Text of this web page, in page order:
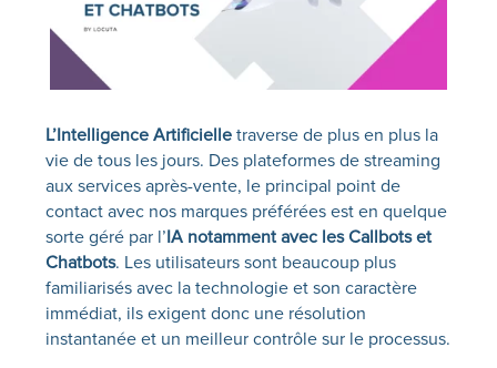
L’Intelligence Artificielletraverse de plus en plus la
vie de tous les jours. Des plateformes de streaming
aux services après-vente, le principal point de
contact avec nos marques préférées est en quelque
sorte géré par l’IA notamment avec les Callbots et
Chatbots. Les utilisateurs sont beaucoup plus
familiarisés avec la technologie et son caractère
immédiat, ils exigent donc une résolution
instantanée et un meilleur contrôle sur le processus.